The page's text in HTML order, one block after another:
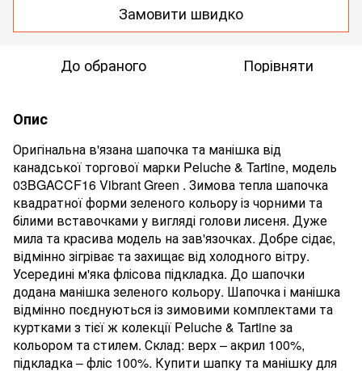
Замовити швидко
До обраного Порівняти
Опис
Оригінальна в'язана шапочка та манішка від
канадської торгової марки Peluche & Tartine, модель
03BGACCF16 Vibrant Green . Зимова тепла шапочка
квадратної форми зеленого кольору із чорними та
білими вставочками у вигляді голови лисеня. Дуже
мила та красива модель на зав'язочках. Добре сідає,
відмінно зігріває та захищає від холодного вітру.
Усередині м'яка флісова підкладка. До шапочки
додана манішка зеленого кольору. Шапочка і манішка
відмінно поєднуються із зимовими комплектами та
куртками з тієї ж колекції Peluche & Tartine за
кольором та стилем. Склад: верх – акрил 100%,
підкладка – фліс 100%. Купити шапку та манішку для